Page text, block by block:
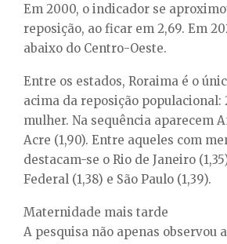
Em 2000, o indicador se
reposição, ao ficar em 2,69. Em
abaixo do Centro-Oeste.
Entre os estados, Roraima é o
acima da reposição populacional:
mulher. Na sequência aparecem
Acre (1,90). Entre aqueles com
destacam-se o Rio de Janeiro
Federal (1,38) e São Paulo (1,39).
Maternidade mais tarde
A pesquisa não apenas observou